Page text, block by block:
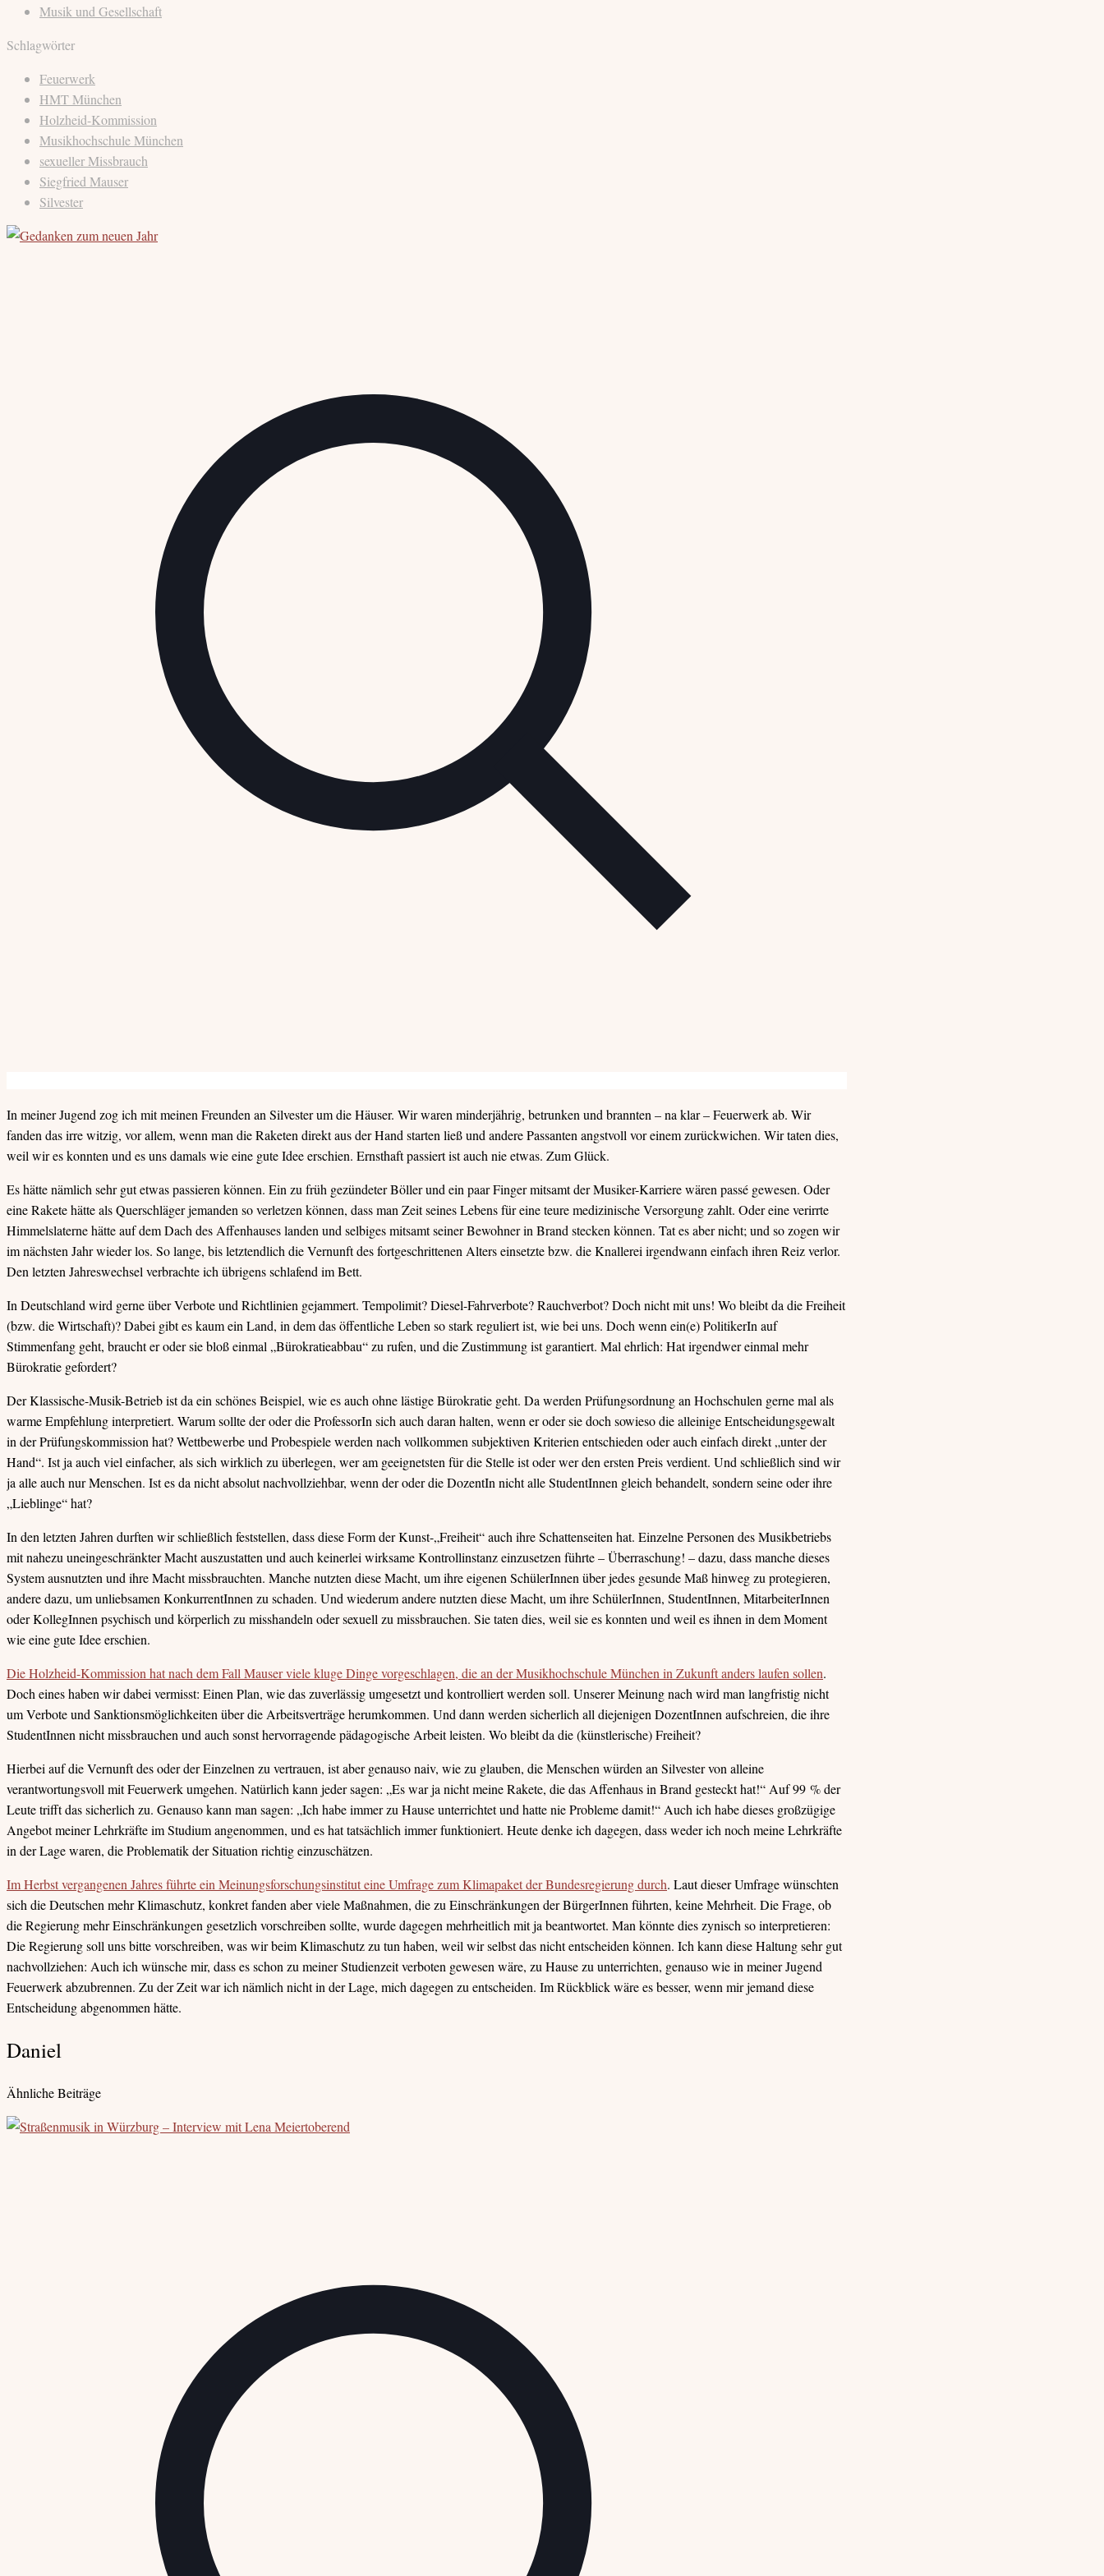
Musik und Gesellschaft
Schlagwörter
Feuerwerk
HMT München
Holzheid-Kommission
Musikhochschule München
sexueller Missbrauch
Siegfried Mauser
Silvester
In meiner Jugend zog ich mit meinen Freunden an Silvester um die Häuser. Wir waren minderjährig, betrunken und brannten – na klar – Feuerwerk ab. Wir
fanden das irre witzig, vor allem, wenn man die Raketen direkt aus der Hand starten ließ und andere Passanten angstvoll vor einem zurückwichen. Wir taten dies,
weil wir es konnten und es uns damals wie eine gute Idee erschien. Ernsthaft passiert ist auch nie etwas. Zum Glück.
Es hätte nämlich sehr gut etwas passieren können. Ein zu früh gezündeter Böller und ein paar Finger mitsamt der Musiker-Karriere wären passé gewesen. Oder
eine Rakete hätte als Querschläger jemanden so verletzen können, dass man Zeit seines Lebens für eine teure medizinische Versorgung zahlt. Oder eine verirrte
Himmelslaterne hätte auf dem Dach des Affenhauses landen und selbiges mitsamt seiner Bewohner in Brand stecken können. Tat es aber nicht; und so zogen wir
im nächsten Jahr wieder los. So lange, bis letztendlich die Vernunft des fortgeschrittenen Alters einsetzte bzw. die Knallerei irgendwann einfach ihren Reiz verlor.
Den letzten Jahreswechsel verbrachte ich übrigens schlafend im Bett.
In Deutschland wird gerne über Verbote und Richtlinien gejammert. Tempolimit? Diesel-Fahrverbote? Rauchverbot? Doch nicht mit uns! Wo bleibt da die Freiheit
(bzw. die Wirtschaft)? Dabei gibt es kaum ein Land, in dem das öffentliche Leben so stark reguliert ist, wie bei uns. Doch wenn ein(e) PolitikerIn auf
Stimmenfang geht, braucht er oder sie bloß einmal „Bürokratieabbau“ zu rufen, und die Zustimmung ist garantiert. Mal ehrlich: Hat irgendwer einmal mehr
Bürokratie gefordert?
Der Klassische-Musik-Betrieb ist da ein schönes Beispiel, wie es auch ohne lästige Bürokratie geht. Da werden Prüfungsordnung an Hochschulen gerne mal als
warme Empfehlung interpretiert. Warum sollte der oder die ProfessorIn sich auch daran halten, wenn er oder sie doch sowieso die alleinige Entscheidungsgewalt
in der Prüfungskommission hat? Wettbewerbe und Probespiele werden nach vollkommen subjektiven Kriterien entschieden oder auch einfach direkt „unter der
Hand“. Ist ja auch viel einfacher, als sich wirklich zu überlegen, wer am geeignetsten für die Stelle ist oder wer den ersten Preis verdient. Und schließlich sind wir
ja alle auch nur Menschen. Ist es da nicht absolut nachvollziehbar, wenn der oder die DozentIn nicht alle StudentInnen gleich behandelt, sondern seine oder ihre
„Lieblinge“ hat?
In den letzten Jahren durften wir schließlich feststellen, dass diese Form der Kunst-„Freiheit“ auch ihre Schattenseiten hat. Einzelne Personen des Musikbetriebs
mit nahezu uneingeschränkter Macht auszustatten und auch keinerlei wirksame Kontrollinstanz einzusetzen führte – Überraschung! – dazu, dass manche dieses
System ausnutzten und ihre Macht missbrauchten. Manche nutzten diese Macht, um ihre eigenen SchülerInnen über jedes gesunde Maß hinweg zu protegieren,
andere dazu, um unliebsamen KonkurrentInnen zu schaden. Und wiederum andere nutzten diese Macht, um ihre SchülerInnen, StudentInnen, MitarbeiterInnen
oder KollegInnen psychisch und körperlich zu misshandeln oder sexuell zu missbrauchen. Sie taten dies, weil sie es konnten und weil es ihnen in dem Moment
wie eine gute Idee erschien.
Die Holzheid-Kommission hat nach dem Fall Mauser viele kluge Dinge vorgeschlagen, die an der Musikhochschule München in Zukunft anders laufen sollen.
Doch eines haben wir dabei vermisst: Einen Plan, wie das zuverlässig umgesetzt und kontrolliert werden soll. Unserer Meinung nach wird man langfristig nicht
um Verbote und Sanktionsmöglichkeiten über die Arbeitsverträge herumkommen. Und dann werden sicherlich all diejenigen DozentInnen aufschreien, die ihre
StudentInnen nicht missbrauchen und auch sonst hervorragende pädagogische Arbeit leisten. Wo bleibt da die (künstlerische) Freiheit?
Hierbei auf die Vernunft des oder der Einzelnen zu vertrauen, ist aber genauso naiv, wie zu glauben, die Menschen würden an Silvester von alleine
verantwortungsvoll mit Feuerwerk umgehen. Natürlich kann jeder sagen: „Es war ja nicht meine Rakete, die das Affenhaus in Brand gesteckt hat!“ Auf 99 % der
Leute trifft das sicherlich zu. Genauso kann man sagen: „Ich habe immer zu Hause unterrichtet und hatte nie Probleme damit!“ Auch ich habe dieses großzügige
Angebot meiner Lehrkräfte im Studium angenommen, und es hat tatsächlich immer funktioniert. Heute denke ich dagegen, dass weder ich noch meine Lehrkräfte
in der Lage waren, die Problematik der Situation richtig einzuschätzen.
Im Herbst vergangenen Jahres führte ein Meinungsforschungsinstitut eine Umfrage zum Klimapaket der Bundesregierung durch. Laut dieser Umfrage wünschten
sich die Deutschen mehr Klimaschutz, konkret fanden aber viele Maßnahmen, die zu Einschränkungen der BürgerInnen führten, keine Mehrheit. Die Frage, ob
die Regierung mehr Einschränkungen gesetzlich vorschreiben sollte, wurde dagegen mehrheitlich mit ja beantwortet. Man könnte dies zynisch so interpretieren:
Die Regierung soll uns bitte vorschreiben, was wir beim Klimaschutz zu tun haben, weil wir selbst das nicht entscheiden können. Ich kann diese Haltung sehr gut
nachvollziehen: Auch ich wünsche mir, dass es schon zu meiner Studienzeit verboten gewesen wäre, zu Hause zu unterrichten, genauso wie in meiner Jugend
Feuerwerk abzubrennen. Zu der Zeit war ich nämlich nicht in der Lage, mich dagegen zu entscheiden. Im Rückblick wäre es besser, wenn mir jemand diese
Entscheidung abgenommen hätte.
Daniel
Ähnliche Beiträge